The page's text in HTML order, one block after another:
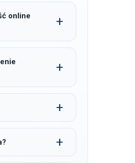
online